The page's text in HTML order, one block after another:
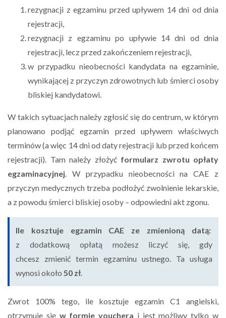
rezygnacji z egzaminu przed upływem 14 dni od dnia
rejestracji,
rezygnacji z egzaminu po upływie 14 dni od dnia
rejestracji, lecz przed zakończeniem rejestracji,
w przypadku nieobecności kandydata na egzaminie,
wynikającej z przyczyn zdrowotnych lub śmierci osoby
bliskiej kandydatowi.
W takich sytuacjach należy zgłosić się do centrum, w którym
planowano podjąć egzamin przed upływem właściwych
terminów (a więc 14 dni od daty rejestracji lub przed końcem
rejestracji). Tam należy złożyć formularz zwrotu opłaty
egzaminacyjnej. W przypadku nieobecności na CAE z
przyczyn medycznych trzeba podłożyć zwolnienie lekarskie,
a z powodu śmierci bliskiej osoby – odpowiedni akt zgonu.
Ile kosztuje egzamin CAE ze zmienioną datą:
z dodatkową opłatą możesz liczyć się, gdy
chcesz zmienić termin egzaminu ustnego. Ta usługa
wynosi około 50 zł.
Zwrot 100% tego, ile kosztuje egzamin C1 angielski,
otrzymuje się w formie vouchera i jest możliwy tylko w